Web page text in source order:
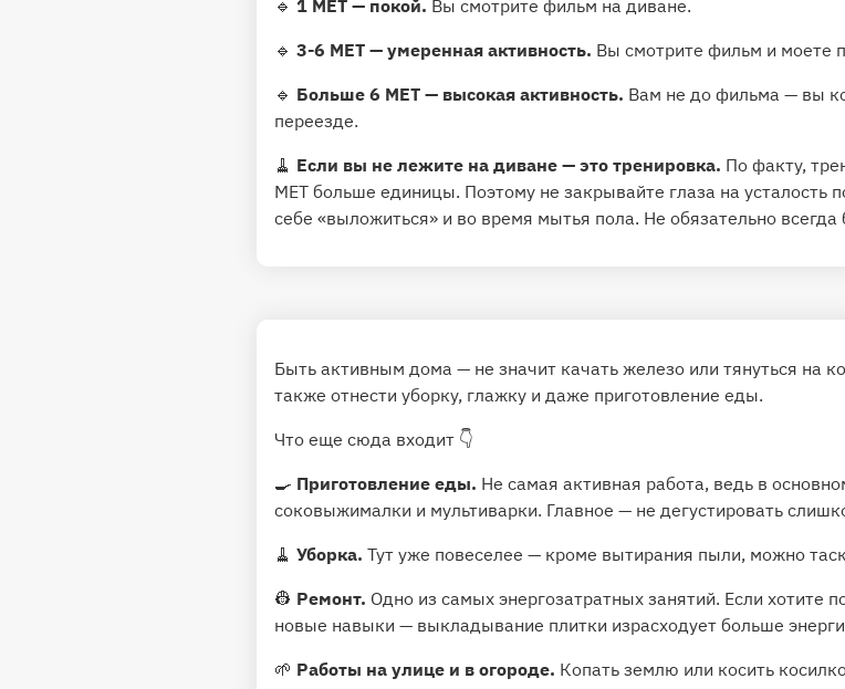
🔹 1 MET — покой. Вы смотрите фильм на диване.
🔹 3-6 МЕТ — умеренная активность. Вы смотрите фильм и моете
🔹 Больше 6 МЕТ — высокая активность. Вам не до фильма — вы
переезде.
🧹 Если вы не лежите на диване — это тренировка. По факту,
MET больше единицы. Поэтому не закрывайте глаза на
себе «выложиться» и во время мытья пола. Не обязательно всегда
Быть активным дома — не значит качать железо или тянуться на
также отнести уборку, глажку и даже приготовление еды.
Что еще сюда входит 👇
🍳 Приготовление еды. Не самая активная работа, ведь в
соковыжималки и мультиварки. Главное — не дегустировать
🧹 Уборка. Тут уже повеселее — кроме вытирания пыли, можно
👷 Ремонт. Одно из самых энергозатратных занятий. Если хотите
новые навыки — выкладывание плитки израсходует больше
🌱 Работы на улице и в огороде. Копать землю или косить